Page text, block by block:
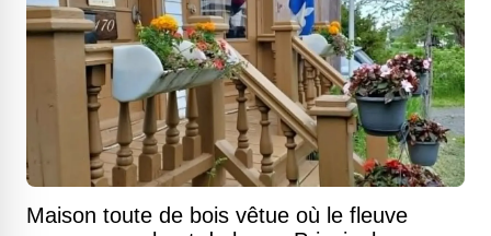
Maison toute de bois vêtue où le fleuve